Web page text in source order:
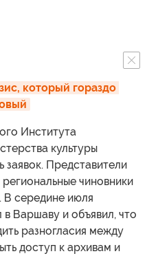
который гораздо
Института
культуры
заявок. Представители
чиновники
В середине июля
Варшаву и объявил, что
разногласия между
доступ к архивам и